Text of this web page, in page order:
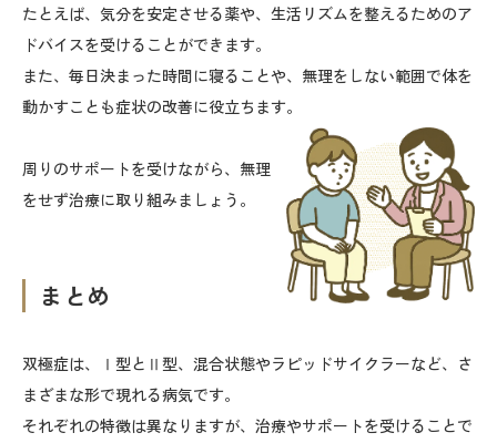
たとえば、気分を安定させる薬や、生活リズムを整えるためのア
ドバイスを受けることができます。
また、毎日決まった時間に寝ることや、無理をしない範囲で体を
動かすことも症状の改善に役立ちます。
周りのサポートを受けながら、無理
をせず治療に取り組みましょう。
まとめ
双極症は、Ⅰ型とⅡ型、混合状態やラピッドサイクラーなど、さ
まざまな形で現れる病気です。
それぞれの特徴は異なりますが、治療やサポートを受けることで